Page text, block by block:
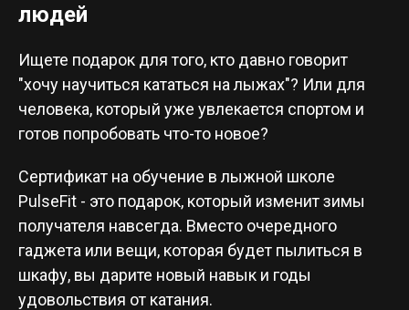
людей
Ищете подарок для того, кто давно говорит
"хочу научиться кататься на лыжах"? Или для
человека, который уже увлекается спортом и
готов попробовать что-то новое?
Сертификат на обучение в лыжной школе
PulseFit - это подарок, который изменит зимы
получателя навсегда. Вместо очередного
гаджета или вещи, которая будет пылиться в
шкафу, вы дарите новый навык и годы
удовольствия от катания.